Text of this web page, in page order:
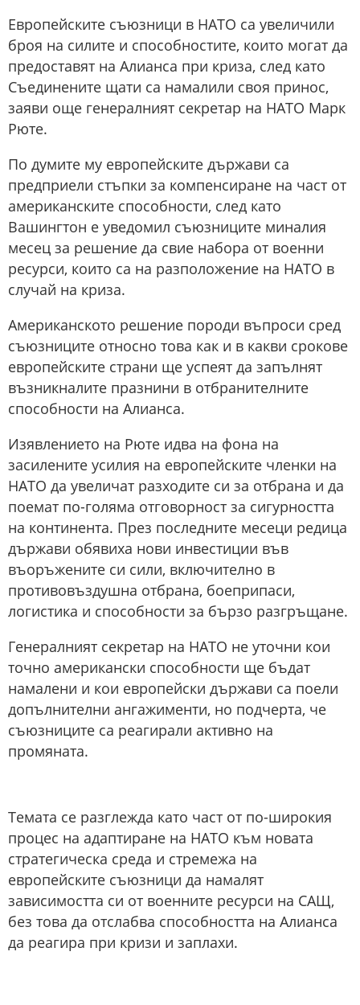
Европейските съюзници в НАТО са увеличили
броя на силите и способностите, които могат да
предоставят на Алианса при криза, след като
Съединените щати са намалили своя принос,
заяви още генералният секретар на НАТО Марк
Рюте.
По думите му европейските държави са
предприели стъпки за компенсиране на част от
американските способности, след като
Вашингтон е уведомил съюзниците миналия
месец за решение да свие набора от военни
ресурси, които са на разположение на НАТО в
случай на криза.
Американското решение породи въпроси сред
съюзниците относно това как и в какви срокове
европейските страни ще успеят да запълнят
възникналите празнини в отбранителните
способности на Алианса.
Изявлението на Рюте идва на фона на
засилените усилия на европейските членки на
НАТО да увеличат разходите си за отбрана и да
поемат по-голяма отговорност за сигурността
на континента. През последните месеци редица
държави обявиха нови инвестиции във
въоръжените си сили, включително в
противовъздушна отбрана, боеприпаси,
логистика и способности за бързо разгръщане.
Генералният секретар на НАТО не уточни кои
точно американски способности ще бъдат
намалени и кои европейски държави са поели
допълнителни ангажименти, но подчерта, че
съюзниците са реагирали активно на
промяната.
Темата се разглежда като част от по-широкия
процес на адаптиране на НАТО към новата
стратегическа среда и стремежа на
европейските съюзници да намалят
зависимостта си от военните ресурси на САЩ,
без това да отслабва способността на Алианса
да реагира при кризи и заплахи.